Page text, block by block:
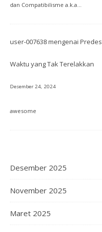
dan Compatibilisme a.k.a…
user-007638mengenai
Waktu yang Tak Terelakkan
Desember 24, 2024
awesome
Desember 2025
November 2025
Maret 2025